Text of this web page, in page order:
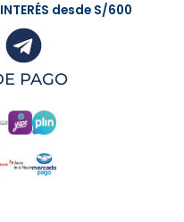
desde S/600
PAGO